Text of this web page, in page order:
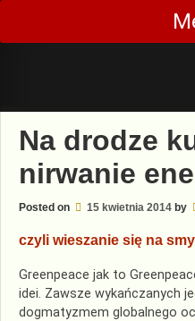
Skip
content
Na drodze
nirwanie
Posted on 15 kwietnia 2014 by
czyli wieszanie się na
Greenpeace jak to
idei. Zawsze wykańczanych
dogmatyzmem globalnego